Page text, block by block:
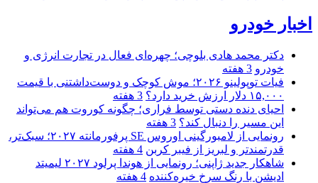
اخبار خودرو
دکتر محمد هادی بلوچی؛ چهره‌ای فعال در تجارت انرژی و
خودرو 3 هفته
فیات توپولینو ۲۰۲۶؛ موش کوچک و دوست‌داشتنی با قیمت
۱۵,۰۰۰ دلار ارزش خرید دارد؟
3 هفته
احیای دنده دستی توسط فراری؛ چگونه کوروت هم می‌تواند
این مسیر را دنبال کند؟ 3 هفته
رونمایی از لامبورگینی اوروس SE پرفورمانته ۲۰۲۷؛ سبک‌تر،
قدرتمندتر و لبریز از فیبر کربن 4 هفته
شاهکار جدید ژاپنی؛ رونمایی از هوندا پرلود ۲۰۲۷ لیمیتد
ادیشن با رنگ سرخ خیره‌کننده 4 هفته